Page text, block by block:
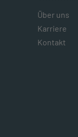
Über uns
Karriere
Kontakt